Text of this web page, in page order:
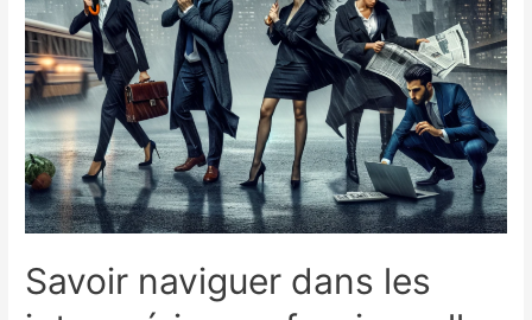
Savoir naviguer dans les